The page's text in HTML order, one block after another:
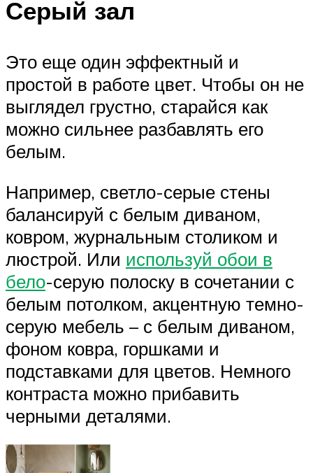
Серый зал
Это еще один эффектный и
простой в работе цвет. Чтобы он не
выглядел грустно, старайся как
можно сильнее разбавлять его
белым.
Например, светло-серые стены
балансируй с белым диваном,
ковром, журнальным столиком и
люстрой. Или используй обои в
бело-серую полоску в сочетании с
белым потолком, акцентную темно-
серую мебель – с белым диваном,
фоном ковра, горшками и
подставками для цветов. Немного
контраста можно прибавить
черными деталями.